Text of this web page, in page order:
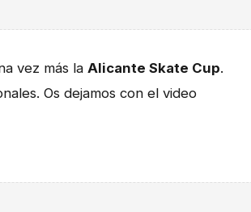
vez más la Alicante Skate Cup.
Os dejamos con el video